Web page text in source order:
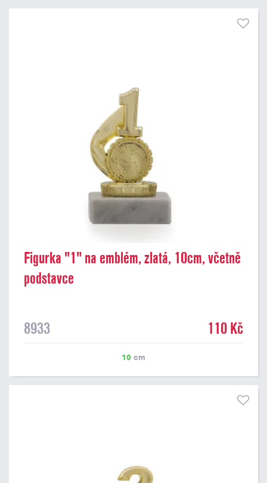
Figurka "1" na emblém, zlatá, 10cm, včetně
podstavce
8933 110 Kč
10 cm